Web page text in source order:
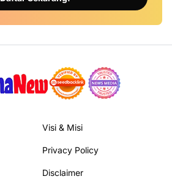
Visi & Misi
Privacy Policy
Disclaimer